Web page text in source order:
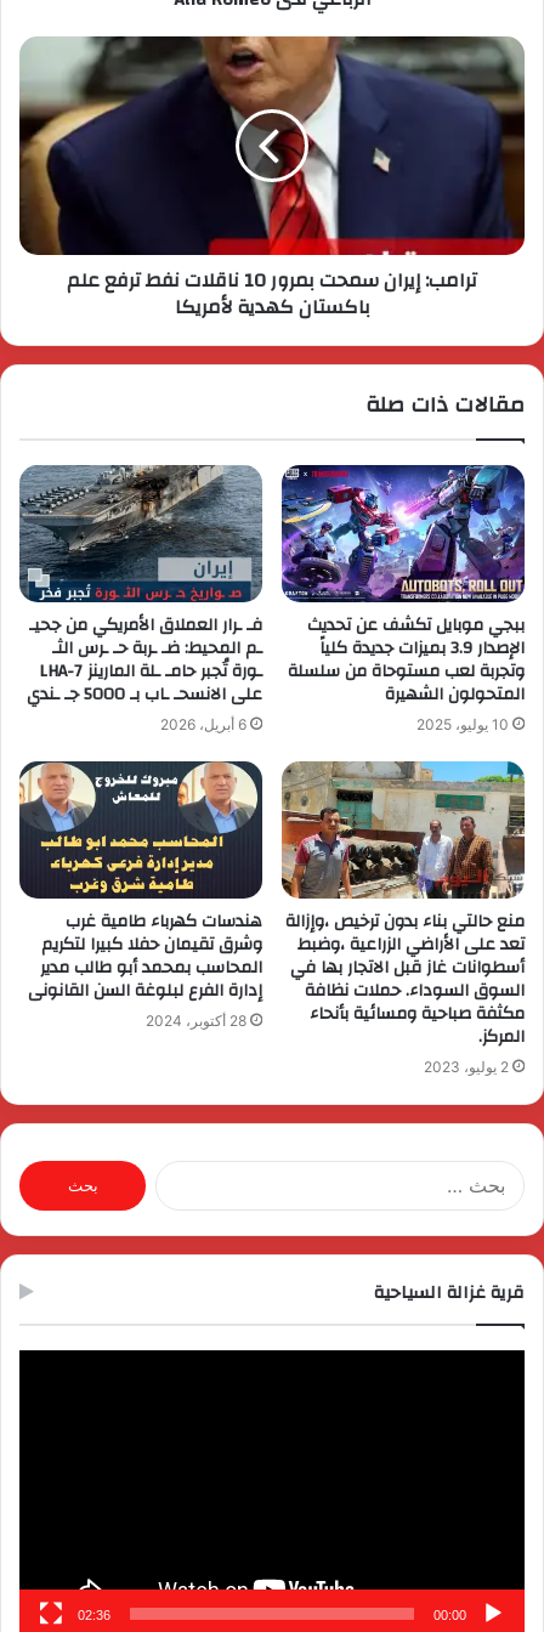
ترامب: إيران سمحت بمرور 10 ناقلات نفط ترفع علم
باكستان كهدية لأمريكا
مقالات ذات صلة
ببجي موبايل تكشف عن تحديث
الإصدار 3.9 بميزات جديدة كلياً
وتجربة لعب مستوحاة من سلسلة
المتحولون الشهيرة
10 يوليو، 2025
فـ ـرار العملاق الأمريكي من جحيـ
ـم المحيط: ضـ ـربة حـ ـرس الثـ
ـورة تُجبر حامـ ـلة المارينز LHA-7
على الانسحـ ـاب بـ 5000 جـ ـندي
6 أبريل، 2026
منع حالتي بناء بدون ترخيص ،وإزالة
تعد على الأراضي الزراعية ،وضبط
أسطوانات غاز قبل الاتجار بها في
السوق السوداء. حملات نظافة
مكثفة صباحية ومسائية بأنحاء
المركز.
2 يوليو، 2023
هندسات كهرباء طامية غرب
وشرق تقيمان حفلا كبيرا لتكريم
المحاسب بمحمد أبو طالب مدير
إدارة الفرع لبلوغة السن القانونى
28 أكتوبر، 2024
البحث
عن:
قرية غزالة السياحية
00:00
02:36